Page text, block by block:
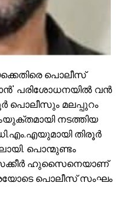
പൊലീസ്
പരിശോധനയിൽ വൻ
പൊലീസും മലപ്പുറം
നടത്തിയ
തിരൂർ
പൊന്മുണ്ടം
സക്കീർ ഹുസൈനെയാണ്
പൊലീസ് സംഘം